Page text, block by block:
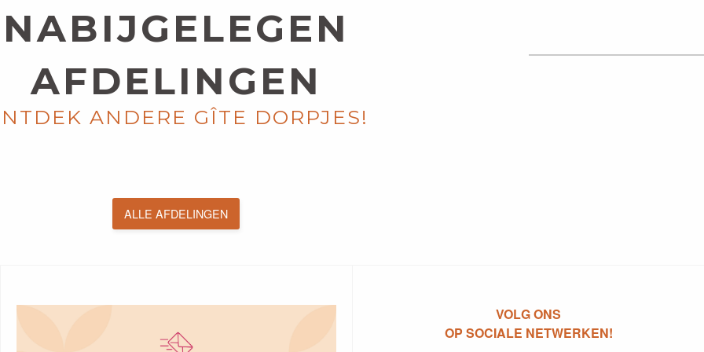
NABIJGELEGEN
AFDELINGEN
ANDERE GÎTE DORPJES!
MARITIME
ALLE AFDELINGEN
VOLG ONS
OP SOCIALE NETWERKEN!